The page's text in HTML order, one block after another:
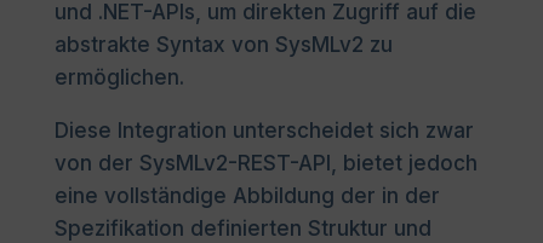
und .NET-APIs, um direkten Zugriff auf die
abstrakte Syntax von SysMLv2 zu
ermöglichen.
Diese Integration unterscheidet sich zwar
von der SysMLv2-REST-API, bietet jedoch
eine vollständige Abbildung der in der
Spezifikation definierten Struktur und